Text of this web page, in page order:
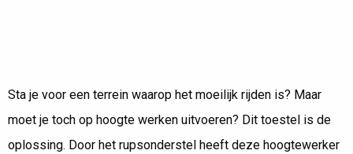
Sta je voor een terrein waarop het moeilijk rijden is? Maar
moet je toch op hoogte werken uitvoeren? Dit toestel is de
oplossing. Door het rupsonderstel heeft deze hoogtewerker